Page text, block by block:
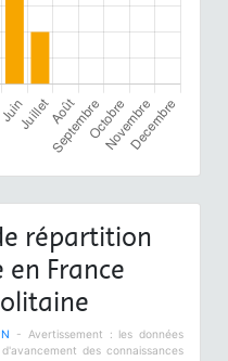
répartition
France
- Avertissement : les données
des connaissances